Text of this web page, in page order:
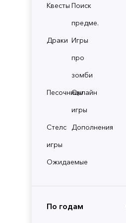
Квесты Поиск
предме.
Драки Игры
про
зомби
ПесочницыОнлайн
игры
Стелс
игры
Дополнения
Ожидаемые
По годам